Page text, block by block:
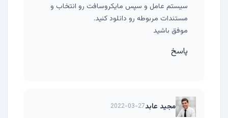
سیستم عامل و سپس مایکروسافت رو انتخاب و
مستندات مربوطه رو دانلود کنید.
موفق باشید
پاسخ
مجید عابد2022-03-27